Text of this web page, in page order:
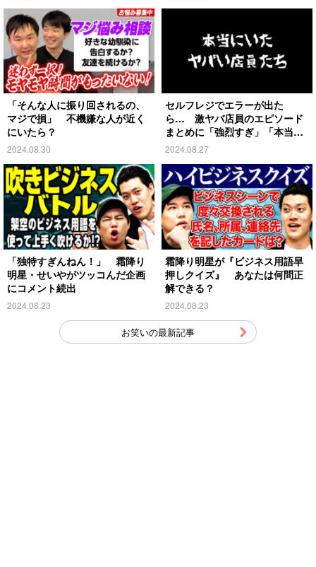
「そんな人に振り回されるの、
マジで損」 不機嫌な人が近く
にいたら？
2024.08.30
セルフレジでエラーが出た
ら… 激ヤバ店員のエピソード
まとめに「強烈すぎ」「本当に
いる」の声
2024.08.27
「独特すぎんねん！」 霜降り
明星・せいやがツッコんだ企画
にコメント続出
2024.08.23
霜降り明星が『ビジネス用語早
押しクイズ』 あなたは何問正
解できる？
2024.08.23
お笑いの最新記事